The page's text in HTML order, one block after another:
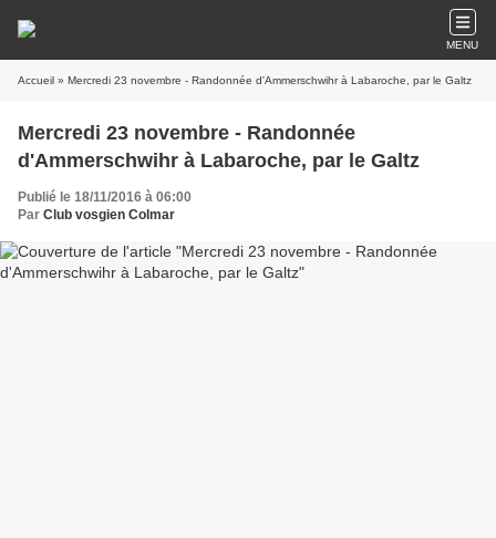
MENU
Accueil » Mercredi 23 novembre - Randonnée d'Ammerschwihr à Labaroche, par le Galtz
Mercredi 23 novembre - Randonnée
d'Ammerschwihr à Labaroche, par le Galtz
Publié le 18/11/2016 à 06:00
Par Club vosgien Colmar